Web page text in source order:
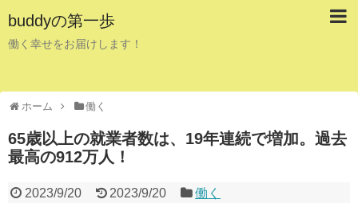
buddyの第一歩
働く幸せをお届けします！
ホーム 働く
65歳以上の就業者数は、19年連続で増加。過去
最高の912万人！
2023/9/20 2023/9/20 働く